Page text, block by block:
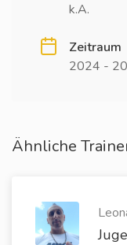
k.A.
Zeitraum
2024 -
Ähnliche